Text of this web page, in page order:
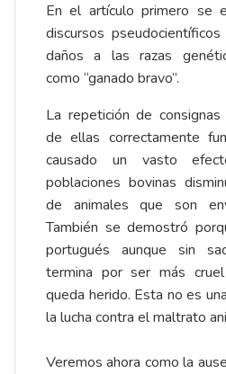
En el artículo primero se
discursos
daños a las razas
como “ganado bravo”.
La repetición de
de ellas correctamente
causado un vasto
poblaciones bovinas
de animales que son
También se demostró
portugués aunque sin
termina por ser más
queda herido. Esta no es
la lucha contra el maltrato
Veremos ahora como la